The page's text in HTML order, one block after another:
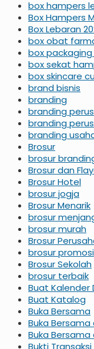
box hampers
Box Hampers
Box Lebaran
box obat
box
box sekat
box skincare
brand bisnis
branding
branding
branding
branding
Brosur
brosur
Brosur dan
Brosur Hotel
brosur jogja
Brosur Menarik
brosur
brosur murah
Brosur
brosur promosi
Brosur Sekolah
brosur terbaik
Buat Kalender
Buat Katalog
Buka Bersama
Buka
Buka
Bukti Transaksi